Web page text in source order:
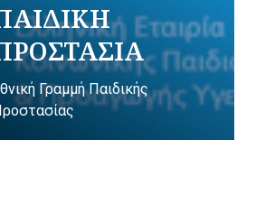
Γραμμή Παιδικής